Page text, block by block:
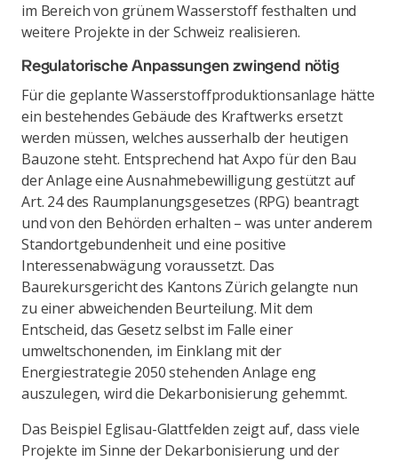
im Bereich von grünem Wasserstoff festhalten und
weitere Projekte in der Schweiz realisieren.
Regulatorische Anpassungen zwingend nötig
Für die geplante Wasserstoffproduktionsanlage hätte
ein bestehendes Gebäude des Kraftwerks ersetzt
werden müssen, welches ausserhalb der heutigen
Bauzone steht. Entsprechend hat Axpo für den Bau
der Anlage eine Ausnahmebewilligung gestützt auf
Art. 24 des Raumplanungsgesetzes (RPG) beantragt
und von den Behörden erhalten – was unter anderem
Standortgebundenheit und eine positive
Interessenabwägung voraussetzt. Das
Baurekursgericht des Kantons Zürich gelangte nun
zu einer abweichenden Beurteilung. Mit dem
Entscheid, das Gesetz selbst im Falle einer
umweltschonenden, im Einklang mit der
Energiestrategie 2050 stehenden Anlage eng
auszulegen, wird die Dekarbonisierung gehemmt.
Das Beispiel Eglisau-Glattfelden zeigt auf, dass viele
Projekte im Sinne der Dekarbonisierung und der